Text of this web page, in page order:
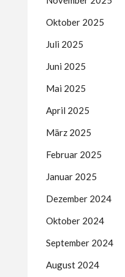
Oktober 2025
Juli 2025
Juni 2025
Mai 2025
April 2025
März 2025
Februar 2025
Januar 2025
Dezember 2024
Oktober 2024
September 2024
August 2024